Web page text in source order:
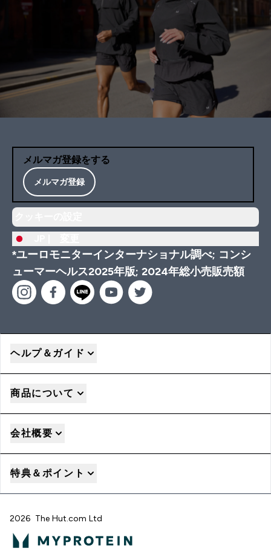
メルマガ登録をする
メルマガ登録
*ユーロモニターインターナショナル調べ; コンシ
ューマーヘルス2025年版; 2024年総小売販売額
ヘルプ＆ガイド
商品について
会社概要
特典＆ポイント
2026 The Hut.com Ltd